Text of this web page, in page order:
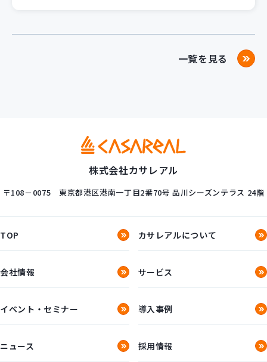
一覧を見る
株式会社カサレアル
〒108－0075 東京都港区港南一丁目2番70号 品川シーズンテラス 24階
TOP カサレアルについて
会社情報 サービス
イベント・セミナー 導入事例
ニュース 採用情報